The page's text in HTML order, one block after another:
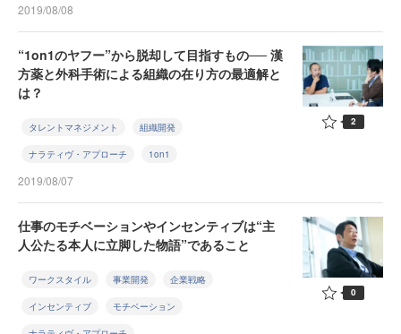
2019/08/08
“1on1のヤフー”から脱却して目指すもの── 漢
方薬と外科手術による組織の在り方の最適解と
は？
タレントマネジメント 組織開発
ナラティヴ・アプローチ 1on1
2019/08/07
2
仕事のモチベーションやインセンティブは“主
人公たる本人に立脚した物語”であること
ワークスタイル 事業開発 企業戦略
インセンティブ モチベーション
0